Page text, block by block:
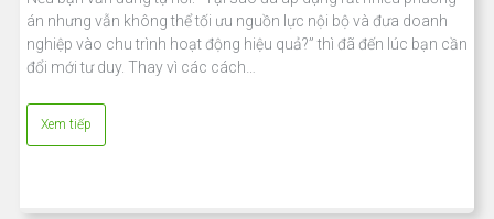
án nhưng vẫn không thể tối ưu nguồn lực nội bộ và đưa doanh
nghiệp vào chu trình hoạt động hiệu quả?” thì đã đến lúc bạn cần
đổi mới tư duy. Thay vì các cách…
Xem tiếp